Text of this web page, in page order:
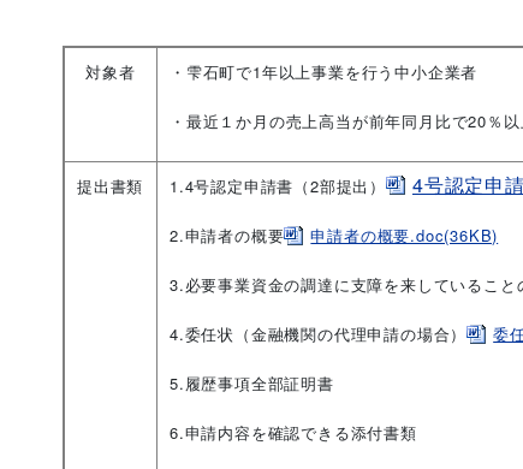
対象者 ・雫石町で1年以上事業を行う中小企業者
・最近１か月の売上高当が前年同月比で20％
提出書類 1.4号認定申請書（2部提出） 4号認定申
2.申請者の概要 申請者の概要.doc(36KB)
3.必要事業資金の調達に支障を来していること
4.委任状（金融機関の代理申請の場合） 委
5.履歴事項全部証明書
6.申請内容を確認できる添付書類